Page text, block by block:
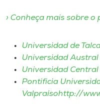
I.nova
Diplomados
Cultura
› Conheça mais sobre o
Universidad de
Universidad Austral
Universidad
Pontificia
Valpraísohttp://